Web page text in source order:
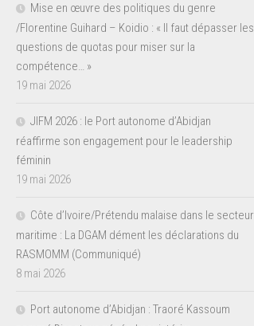
Mise en œuvre des politiques du genre
/Florentine Guihard – Koidio : « Il faut dépasser les
questions de quotas pour miser sur la
compétence… »
19 mai 2026
JIFM 2026 : le Port autonome d’Abidjan
réaffirme son engagement pour le leadership
féminin
19 mai 2026
Côte d’Ivoire/Prétendu malaise dans le secteur
maritime : La DGAM dément les déclarations du
RASMOMM (Communiqué)
8 mai 2026
Port autonome d’Abidjan : Traoré Kassoum